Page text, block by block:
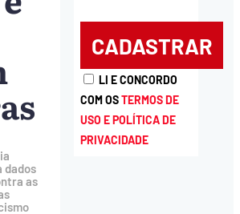
dados
as
LI E CONCORDO
COM OSTERMOS DE
USO E POLÍTICA DE
PRIVACIDADE